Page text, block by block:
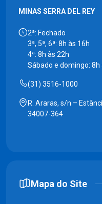
MINAS SERRA DEL REY
2ª: Fechado
3ª, 5ª, 6ª: 8h às 16h
4ª: 8h às 22h
Sábado e domingo: 8h
(31) 3516-1000
R. Araras, s/n –
34007-364
Mapa do Site